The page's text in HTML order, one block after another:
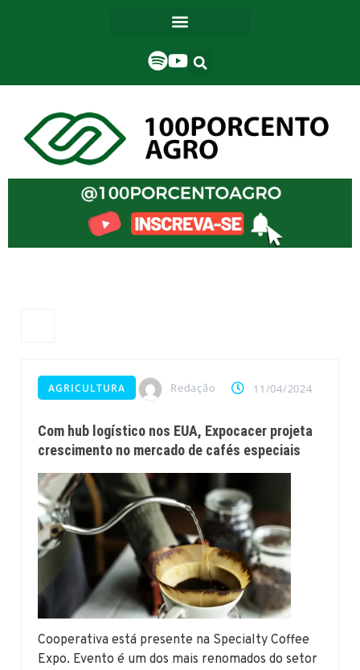
AGRICULTURA Redação 11/04/2024
Com hub logístico nos EUA, Expocacer projeta
crescimento no mercado de cafés especiais
Cooperativa está presente na Specialty Coffee
Expo. Evento é um dos mais renomados do setor